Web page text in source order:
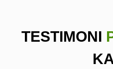
TESTIMONI